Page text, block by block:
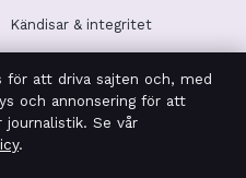
Kändisar & integritet
Integritetspolicy
för att driva sajten och, med
och annonsering för att
journalistik. Se vår
.